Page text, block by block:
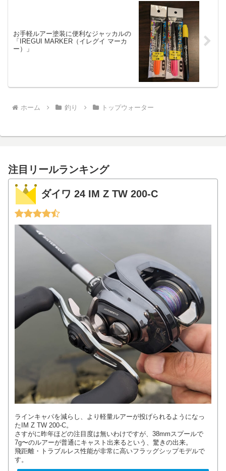
お手軽ルアー塗装に便利なジャッカルの
「IREGUI MARKER（イレグイ マーカ
ー）」
ホーム 釣り トップウォーター
注目リールランキング
ダイワ 24 IM Z TW 200-C
ラインキャパを減らし、より軽量ルアーが投げられるようになっ
たIM Z TW 200-C。
さすがに昨年ほどの注目度は無いわけですが、38mmスプールで
7g〜のルアーが普通にキャスト出来るという、驚きの出来。
飛距離・トラブルレス性能が非常に高いフラッグシップモデルで
す。